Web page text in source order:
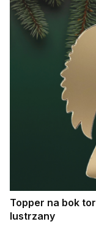
Topper na bok
lustrzany